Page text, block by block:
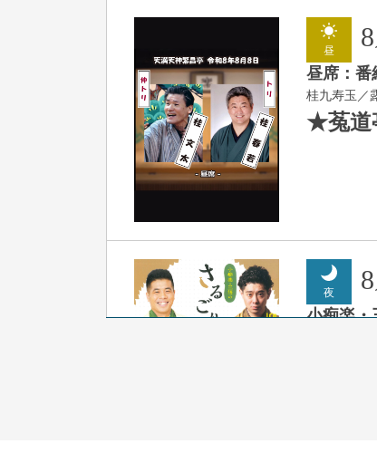
昼 8
昼席：番
桂九寿玉／
★菟道
夜 8
小痴楽・